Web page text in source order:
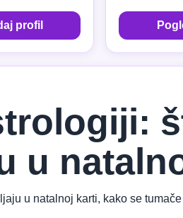
profil
u
u natalnoj karti, kako se